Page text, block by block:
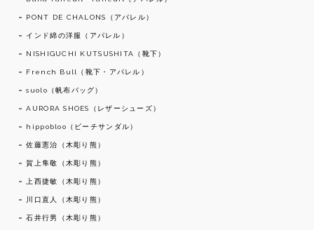
PONT DE CHALONS（アパレル）
インド綿の洋服（アパレル）
NISHIGUCHI KUTSUSHITA（靴下）
French Bull（靴下・アパレル）
suolo（帆布バッグ）
AURORA SHOES（レザーシューズ）
hippobloo（ビーチサンダル）
佐藤憲治（木彫り熊）
賀上隼敬（木彫り熊）
上西捷敏（木彫り熊）
川口直人（木彫り熊）
石井行男（木彫り熊）